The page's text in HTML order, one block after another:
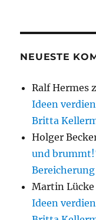
NEUESTE
Ralf Hermes
Ideen
Britta
Holger
und
Martin Lücke
Ideen